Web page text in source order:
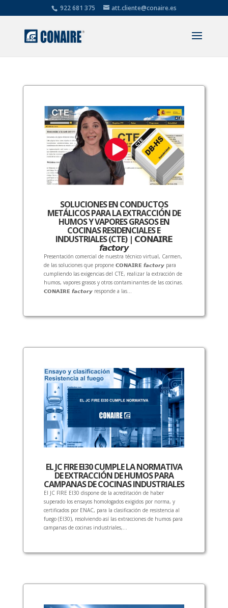
922 681 375 att.cliente@conaire.es
SOLUCIONES EN CONDUCTOS
METÁLICOS PARA LA EXTRACCIÓN DE
HUMOS Y VAPORES GRASOS EN
COCINAS RESIDENCIALES E
INDUSTRIALES (CTE) | 𝗖𝗢𝗡𝗔𝗜𝗥𝗘
𝙛𝙖𝙘𝙩𝙤𝙧𝙮
Presentación comercial de nuestra técnico virtual, Carmen,
de las soluciones que propone 𝗖𝗢𝗡𝗔𝗜𝗥𝗘 𝙛𝙖𝙘𝙩𝙤𝙧𝙮 para
cumpliendo las exigencias del CTE, realizar la extracción de
humos, vapores grasos y otros contaminantes de las cocinas.
𝗖𝗢𝗡𝗔𝗜𝗥𝗘 𝙛𝙖𝙘𝙩𝙤𝙧𝙮 responde a las...
EL JC FIRE EI30 CUMPLE LA NORMATIVA
DE EXTRACCIÓN DE HUMOS PARA
CAMPANAS DE COCINAS INDUSTRIALES
El JC FIRE EI30 dispone de la acreditación de haber
superado los ensayos homologados exigidos por norma, y
certificados por ENAC, para la clasificación de resistencia al
fuego (EI30), resolviendo así las extracciones de humos para
campanas de cocinas industriales,...